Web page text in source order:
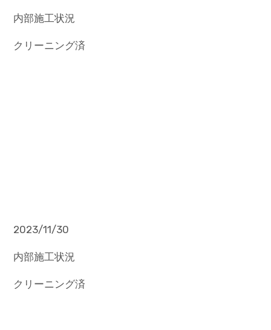
内部施工状況
クリーニング済
2023/11/30
内部施工状況
クリーニング済